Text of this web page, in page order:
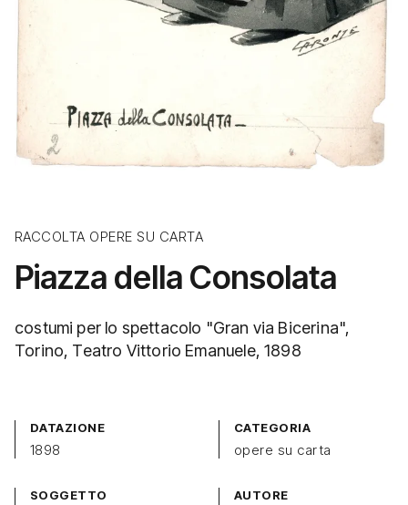
RACCOLTA OPERE SU CARTA
Piazza della Consolata
costumi per lo spettacolo "Gran via Bicerina",
Torino, Teatro Vittorio Emanuele, 1898
DATAZIONE
1898
CATEGORIA
opere su carta
SOGGETTO AUTORE